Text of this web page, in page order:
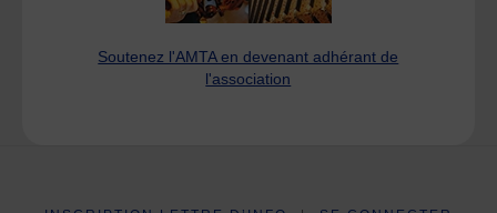
Soutenez l'AMTA en devenant adhérant de
l'association